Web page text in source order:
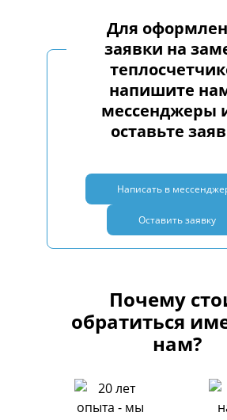
Для
заявки на
напишите
мессенджеры
оставьте
Написать в
Оставить заявку
Почему
обратиться
нам?